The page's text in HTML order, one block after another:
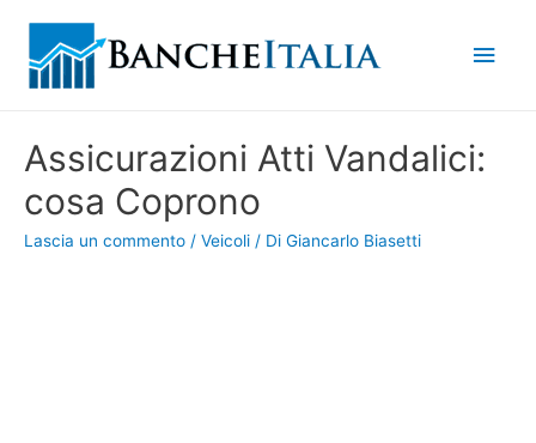
Assicurazioni Atti Vandalici:
cosa Coprono
Lascia un commento / Veicoli / Di Giancarlo Biasetti